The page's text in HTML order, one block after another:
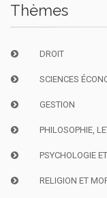
Thèmes
DROIT
SCIENCES
GESTION
PHILOSOPHIE,
PSYCHOLOGIE
RELIGION ET